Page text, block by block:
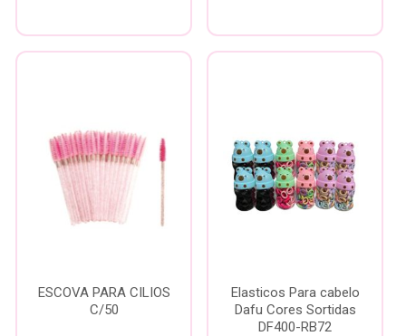
ESCOVA PARA CILIOS
C/50
Elasticos Para cabelo
Dafu Cores Sortidas
DF400-RB72